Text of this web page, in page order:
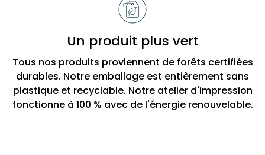
Un produit plus vert
Tous nos produits proviennent de forêts certifiées
durables. Notre emballage est entièrement sans
plastique et recyclable. Notre atelier d'impression
fonctionne à 100 % avec de l'énergie renouvelable.